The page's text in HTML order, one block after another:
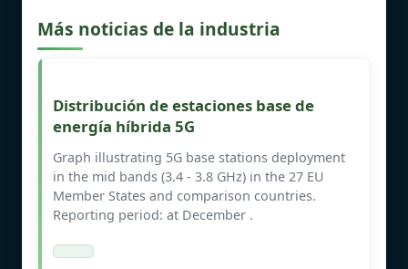
Más noticias de la industria
Distribución de estaciones base de
energía híbrida 5G
Graph illustrating 5G base stations deployment
in the mid bands (3.4 - 3.8 GHz) in the 27 EU
Member States and comparison countries.
Reporting period: at December .